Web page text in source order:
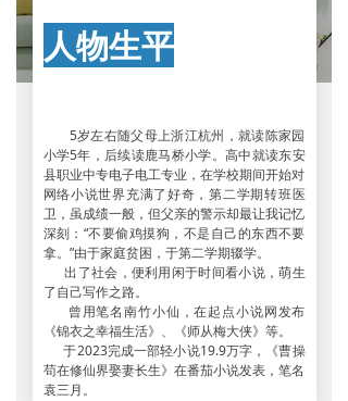
人物生平
5岁左右随父母上浙江杭州，就读陈家园
小学5年，后续读鹿马桥小学。高中就读东安
县职业中专电子电工专业，在学校期间开始对
网络小说世界充满了好奇，第二学期转班医
卫，虽成绩一般，但父亲的警示却最让我记忆
深刻：“不要偷鸡摸狗，不是自己的东西不要
拿。”由于家庭贫困，于第二学期辍学。
出了社会，便利用闲于时间看小说，萌生
了自己写作之路。
曾用笔名南竹小仙，在起点小说网发布
《锦衣之幸福生活》、《师从梅大侠》等。
于2023完成一部轻小说19.9万字，《曹操
苟在修仙界娶妻长生》在番茄小说发表，笔名
袁三月。